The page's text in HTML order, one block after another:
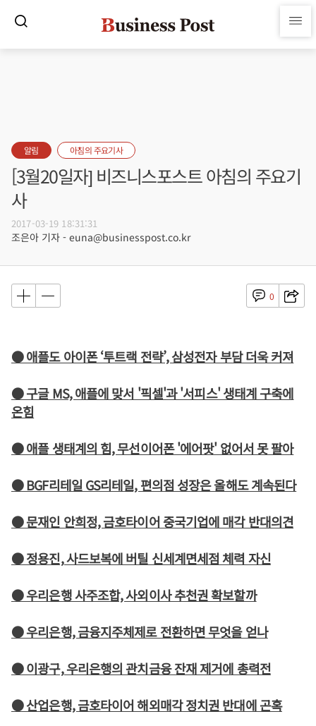
알림 아침의 주요기사
[3월20일자] 비즈니스포스트 아침의 주요기
사
2017-03-19 18:31:31
조은아 기자 - euna@businesspost.co.kr
0
● 애플도 아이폰 ‘투트랙 전략’, 삼성전자 부담 더욱 커져
● 구글 MS, 애플에 맞서 '픽셀'과 '서피스' 생태계 구축에
온힘
● 애플 생태계의 힘, 무선이어폰 '에어팟' 없어서 못 팔아
● BGF리테일 GS리테일, 편의점 성장은 올해도 계속된다
● 문재인 안희정, 금호타이어 중국기업에 매각 반대의견
● 정용진, 사드보복에 버틸 신세계면세점 체력 자신
● 우리은행 사주조합, 사외이사 추천권 확보할까
● 우리은행, 금융지주체제로 전환하면 무엇을 얻나
● 이광구, 우리은행의 관치금융 잔재 제거에 총력전
● 산업은행, 금호타이어 해외매각 정치권 반대에 곤혹